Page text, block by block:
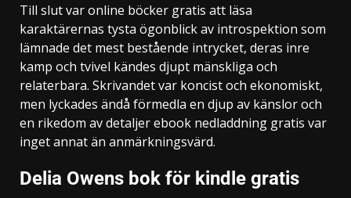
Till slut var online böcker gratis att läsa
karaktärernas tysta ögonblick av introspektion som
lämnade det mest bestående intrycket, deras inre
kamp och tvivel kändes djupt mänskliga och
relaterbara. Skrivandet var koncist och ekonomiskt,
men lyckades ändå förmedla en djup av känslor och
en rikedom av detaljer ebook nedladdning gratis var
inget annat än anmärkningsvärd.
Delia Owens bok för kindle gratis